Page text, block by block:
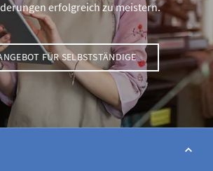
erfolgreich zu meistern.
FÜR SELBSTSTÄNDIGE